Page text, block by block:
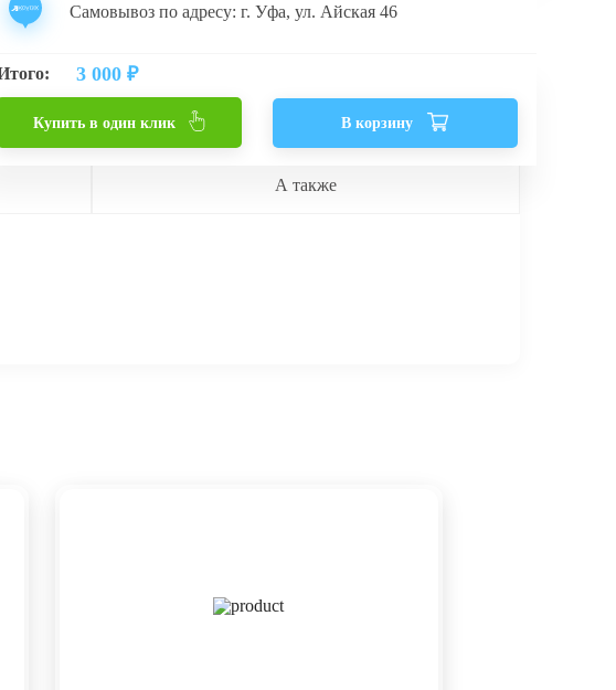
Самовывоз по адресу: г. Уфа, ул. Айская 46
3 000 ₽
Купить в один клик В корзину
А также